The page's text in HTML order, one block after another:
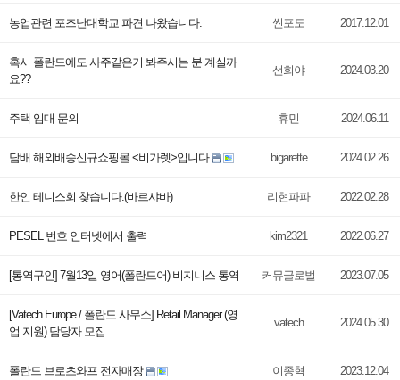
농업관련 포즈난대학교 파견 나왔습니다. 씬포도 2017.12.01
혹시 폴란드에도 사주같은거 봐주시는 분 계실까
요??
선희야 2024.03.20
주택 임대 문의 휴민 2024.06.11
담배 해외배송신규쇼핑몰 <비가렛>입니다 bigarette 2024.02.26
한인 테니스회 찾습니다.(바르샤바) 리현파파 2022.02.28
PESEL 번호 인터넷에서 출력 kim2321 2022.06.27
[통역구인] 7월13일 영어(폴란드어) 비지니스 통역 커뮤글로벌 2023.07.05
[Vatech Europe / 폴란드 사무소] Retail Manager (영
업 지원) 담당자 모집
vatech 2024.05.30
폴란드 브로츠와프 전자매장 이종혁 2023.12.04